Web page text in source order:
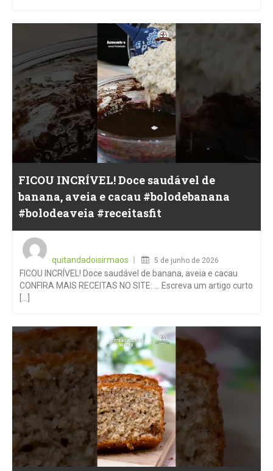
FICOU INCRÍVEL! Doce saudável de
banana, aveia e cacau #bolodebanana
#bolodeaveia #receitasfit
quitandadoisirmaos
5 de junho de 2026
FICOU INCRÍVEL! Doce saudável de banana, aveia e cacau
CONFIRA MAIS RECEITAS NO SITE: … Escreva um artigo curto